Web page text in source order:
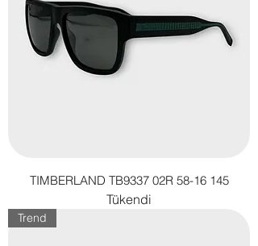
TIMBERLAND TB9337 02R 58-16 145
Tükendi
Trend